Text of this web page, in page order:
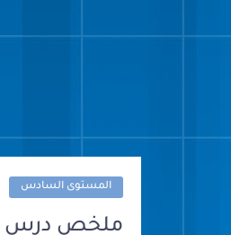
المستوى السادس
ملخص درس